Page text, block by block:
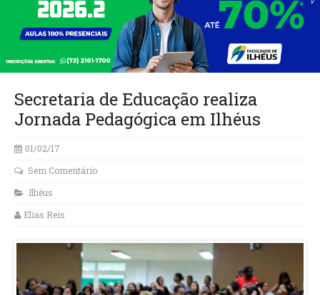
Secretaria de Educação realiza
Jornada Pedagógica em Ilhéus
01/02/17
Sem Comentário
Ilhéus
Elias Reis